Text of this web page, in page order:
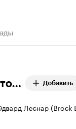
Добавить
Леснар (Brock